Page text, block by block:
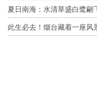
夏日南海：水清草盛白鹭翩
此生必去！烟台藏着一座风